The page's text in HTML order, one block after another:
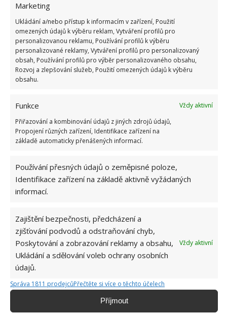
Marketing
Ukládání a/nebo přístup k informacím v zařízení, Použití
omezených údajů k výběru reklam, Vytváření profilů pro
personalizovanou reklamu, Používání profilů k výběru
personalizované reklamy, Vytváření profilů pro personalizovaný
obsah, Používání profilů pro výběr personalizovaného obsahu,
Rozvoj a zlepšování služeb, Použití omezených údajů k výběru
obsahu.
Funkce
Vždy aktivní
Přiřazování a kombinování údajů z jiných zdrojů údajů,
Propojení různých zařízení, Identifikace zařízení na
základě automaticky přenášených informací.
Používání přesných údajů o zeměpisné poloze,
Identifikace zařízení na základě aktivně vyžádaných
informací.
Zajištění bezpečnosti, předcházení a
zjišťování podvodů a odstraňování chyb,
Poskytování a zobrazování reklamy a obsahu,
Ukládání a sdělování voleb ochrany osobních
údajů.
Vždy aktivní
Správa 1811 prodejcůPřečtěte si více o těchto účelech
Příjmout
POMERANČ POMERANČOVÁ KŮRA
VÝROBA
Přidejte svůj názor
KOMENTOVAT